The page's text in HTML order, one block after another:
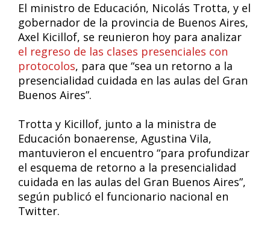
El ministro de Educación, Nicolás Trotta, y el
gobernador de la provincia de Buenos Aires,
Axel Kicillof, se reunieron hoy para analizar
el regreso de las clases presenciales con
protocolos, para que “sea un retorno a la
presencialidad cuidada en las aulas del Gran
Buenos Aires”.
Trotta y Kicillof, junto a la ministra de
Educación bonaerense, Agustina Vila,
mantuvieron el encuentro “para profundizar
el esquema de retorno a la presencialidad
cuidada en las aulas del Gran Buenos Aires”,
según publicó el funcionario nacional en
Twitter.